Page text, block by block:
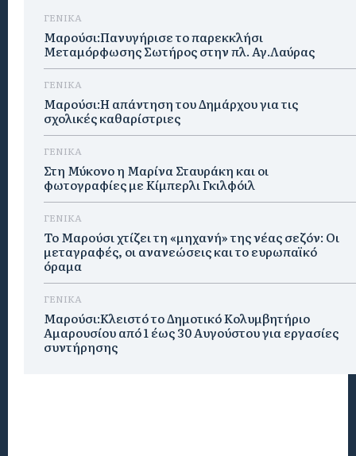
ΓΕΝΙΚΑ
Μαρούσι:Πανυγήρισε το παρεκκλήσι
Μεταμόρφωσης Σωτήρος στην πλ. Αγ.Λαύρας
ΓΕΝΙΚΑ
Μαρούσι:Η απάντηση του Δημάρχου για τις
σχολικές καθαρίστριες
ΓΕΝΙΚΑ
Στη Μύκονο η Μαρίνα Σταυράκη και οι
φωτογραφίες με Κίμπερλι Γκιλφόιλ
ΓΕΝΙΚΑ
Το Μαρούσι χτίζει τη «μηχανή» της νέας σεζόν: Οι
μεταγραφές, οι ανανεώσεις και το ευρωπαϊκό
όραμα
ΓΕΝΙΚΑ
Μαρούσι:Κλειστό το Δημοτικό Κολυμβητήριο
Αμαρουσίου από 1 έως 30 Αυγούστου για εργασίες
συντήρησης